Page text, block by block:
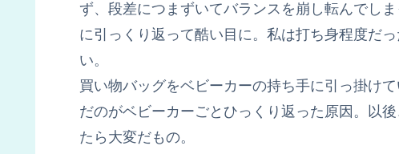
ず、段差につまずいてバランスを崩し転んでし
に引っくり返って酷い目に。私は打ち身程度だ
い。
買い物バッグをベビーカーの持ち手に引っ掛け
だのがベビーカーごとひっくり返った原因。以
たら大変だもの。